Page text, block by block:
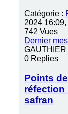
Catégorie :
2024 16:09,
742 Vues
Dernier
GAUTHIER
0 Replies
Points
réfection
safran